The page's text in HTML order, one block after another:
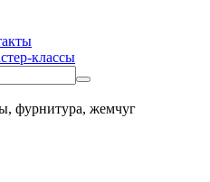
классы
фурнитура, жемчуг